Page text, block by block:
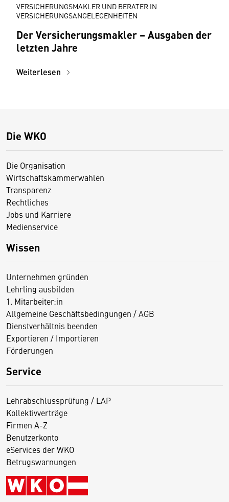
VERSICHERUNGSMAKLER UND BERATER IN
VERSICHERUNGSANGELEGENHEITEN
Der Versicherungsmakler – Ausgaben der
letzten Jahre
Weiterlesen
Die WKO
Die Organisation
Wirtschaftskammerwahlen
Transparenz
Rechtliches
Jobs und Karriere
Medienservice
Wissen
Unternehmen gründen
Lehrling ausbilden
1. Mitarbeiter:in
Allgemeine Geschäftsbedingungen / AGB
Dienstverhältnis beenden
Exportieren / Importieren
Förderungen
Service
Lehrabschlussprüfung / LAP
Kollektivverträge
Firmen A-Z
Benutzerkonto
eServices der WKO
Betrugswarnungen